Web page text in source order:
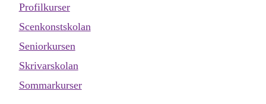
Profilkurser
Scenkonstskolan
Seniorkursen
Skrivarskolan
Sommarkurser